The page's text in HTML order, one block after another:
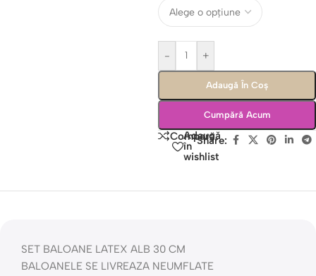
- +
Adaugă În Coș
Cumpără Acum
Compară
Adaugă
în
wishlist
Share:
SET BALOANE LATEX ALB 30 CM
BALOANELE SE LIVREAZA NEUMFLATE